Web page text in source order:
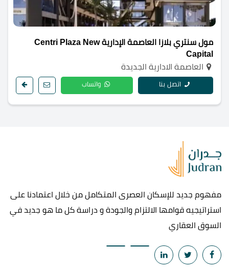
مول سنتري بلازا العاصمة الإدارية Centri Plaza New
Capital
العاصمة الادارية الجديدة
اتصل بنا واتساب
مفهوم جديد للإسكان العصرى المتكامل من خلال اعتمادنا على
استراتيجيه قوامها الالتزام والجودة و دراسة كل ما هو جديد في
السوق العقاري